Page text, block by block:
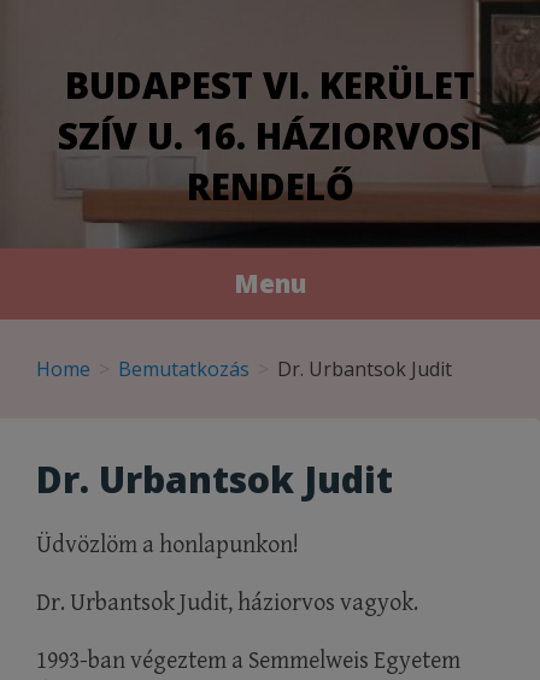
BUDAPEST VI. KERÜLET
SZÍV U. 16. HÁZIORVOSI
RENDELŐ
Menu
content
Home Bemutatkozás Dr. Urbantsok Judit
Dr. Urbantsok Judit
Üdvözlöm a honlapunkon!
Dr. Urbantsok Judit, háziorvos vagyok.
1993-ban végeztem a Semmelweis Egyetem